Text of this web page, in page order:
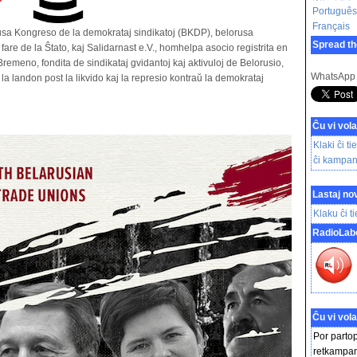
Kongreso de la demokrataj sindikatoj (BKDP), belorusa
de la Ŝtato, kaj Salidarnast e.V., homhelpa asocio registrita en
fondita de sindikataj gvidantoj kaj aktivuloj de Belorusio,
landon post la likvido kaj la represio kontraŭ la demokrataj
Português
Français
Spread
Ĉu vi
Klaki ĉi
ĉi
Lastaj
Klaku ĉi
Ĉu vi
Por